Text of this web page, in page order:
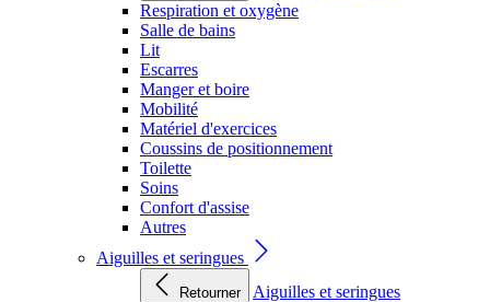
Respiration et oxygène
Salle de bains
Lit
Escarres
Manger et boire
Mobilité
Matériel d'exercices
Coussins de positionnement
Toilette
Soins
Confort d'assise
Autres
Aiguilles et seringues
Retourner
Aiguilles et seringues